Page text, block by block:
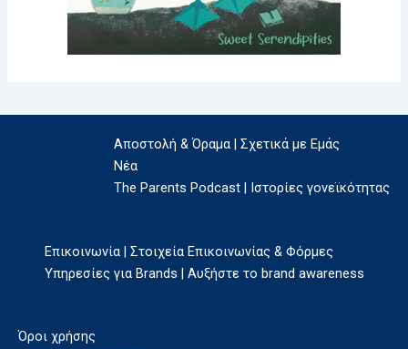
Αποστολή & Όραμα | Σχετικά με Εμάς
Νέα
The Parents Podcast | Ιστορίες γονεϊκότητας
Επικοινωνία | Στοιχεία Επικοινωνίας & Φόρμες
Υπηρεσίες για Brands | Αυξήστε το brand awareness
Όροι χρήσης